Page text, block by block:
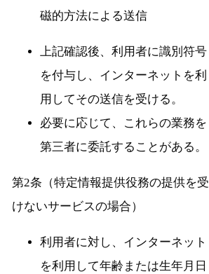
磁的方法による送信
上記確認後、利用者に識別符号
を付与し、インターネットを利
用してその送信を受ける。
必要に応じて、これらの業務を
第三者に委託することがある。
第2条（特定情報提供役務の提供を受
けないサービスの場合）
利用者に対し、インターネット
を利用して年齢または生年月日